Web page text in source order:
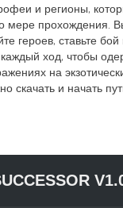
и регионы,
мере прохождения.
героев, ставьте бой
ход, чтобы
на
скачать и начать